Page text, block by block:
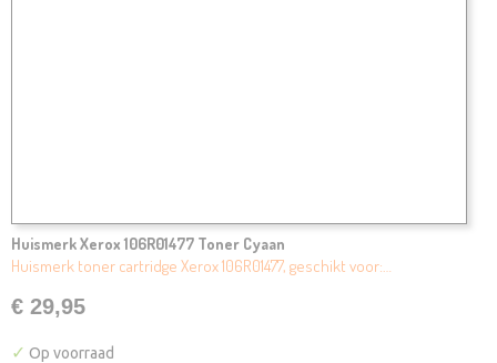
Huismerk Xerox 106R01477 Toner Cyaan
Huismerk toner cartridge Xerox 106R01477, geschikt voor:…
€ 29,95
✓ Op voorraad